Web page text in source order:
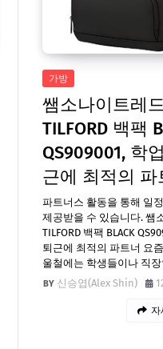
가방
쌤소나이트레
TILFORD 백팩
QS909001, 학
근에 최적의 파
파트너스 활동을 통해 일
제공받을 수 있습니다. 쌤
TILFORD 백팩 BLACK
퇴근에 최적의 파트너 요
울철에는 학생들이나 직
신승엽(Alex Shin)
자